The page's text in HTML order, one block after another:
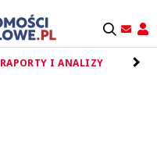
RAPORTY I ANALIZY